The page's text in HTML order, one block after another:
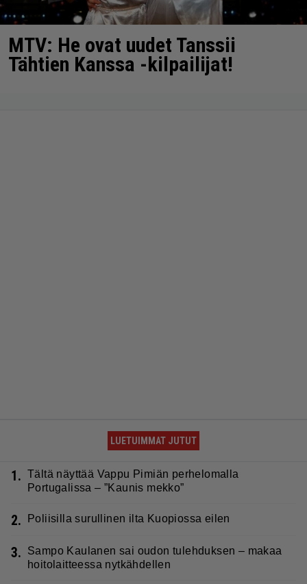
MTV: He ovat uudet Tanssii
Tähtien Kanssa -kilpailijat!
LUETUIMMAT JUTUT
1. Tältä näyttää Vappu Pimiän perhelomalla
Portugalissa – ”Kaunis mekko”
2. Poliisilla surullinen ilta Kuopiossa eilen
3.
Sampo Kaulanen sai oudon tulehduksen – makaa
hoitolaitteessa nytkähdellen